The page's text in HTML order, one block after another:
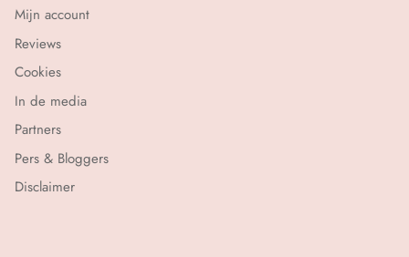
Mijn account
Reviews
Cookies
In de media
Partners
Pers & Bloggers
Disclaimer